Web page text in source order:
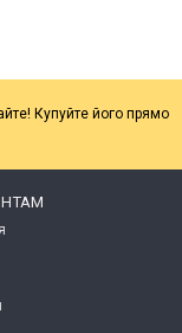
Купуйте його прямо